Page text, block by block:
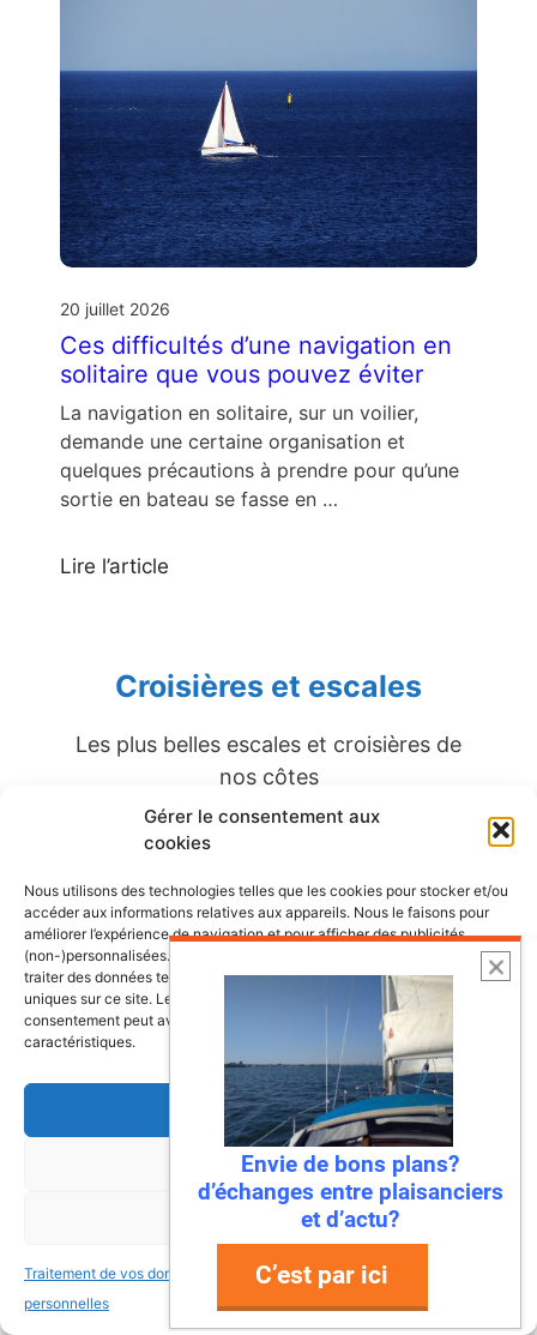
Gérer le consentement aux
cookies
Nous utilisons des technologies telles que les cookies pour stocker et/ou
accéder aux informations relatives aux appareils. Nous le faisons pour
améliorer l’expérience de navigation et pour afficher des publicités
(non-)personnalisées. Consentir à ces technologies nous autorisera à
traiter des données telles que le comportement de navigation ou les ID
uniques sur ce site. Le fait de ne pas consentir ou de retirer son
consentement peut avoir un effet négatif sur certaines fonctonnalités et
caractéristiques.
Accepter
Refuser
Voir les préférences
Traitement de vos données
personnelles
Traitement de vos données
personnelles
20 juillet 2026
Ces difficultés d’une navigation en
solitaire que vous pouvez éviter
La navigation en solitaire, sur un voilier,
demande une certaine organisation et
quelques précautions à prendre pour qu’une
sortie en bateau se fasse en …
Lire l’article
Croisières et escales
Les plus belles escales et croisières de
nos côtes
Envie de fraicheur ? Larguez les
Imaginez : des falaises vertigineuses qui
plongent dans une mer turquoise, des ports
Envie de bons plans?
d’échanges entre plaisanciers
et d’actu?
C’est par ici